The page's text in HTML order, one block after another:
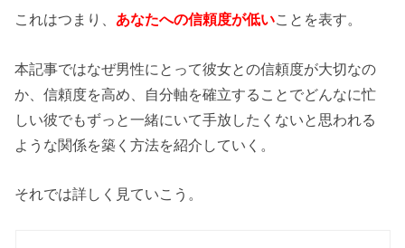
これはつまり、 あなたへの信頼度が低いことを表す。
本記事ではなぜ男性にとって彼女との信頼度が大切なの
か、信頼度を高め、自分軸を確立することでどんなに忙
しい彼でもずっと一緒にいて手放したくないと思われる
ような関係を築く方法を紹介していく。
それでは詳しく見ていこう。